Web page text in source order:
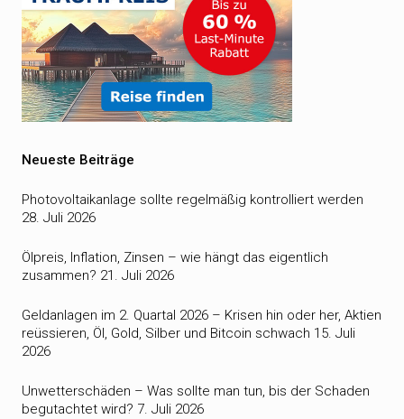
Neueste Beiträge
Photovoltaikanlage sollte regelmäßig kontrolliert werden
28. Juli 2026
Ölpreis, Inflation, Zinsen – wie hängt das eigentlich
zusammen? 21. Juli 2026
Geldanlagen im 2. Quartal 2026 – Krisen hin oder her, Aktien
reüssieren, Öl, Gold, Silber und Bitcoin schwach 15. Juli
2026
Unwetterschäden – Was sollte man tun, bis der Schaden
begutachtet wird? 7. Juli 2026